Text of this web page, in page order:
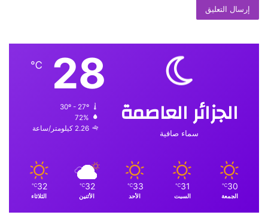
الجزائر العاصمة
سماء صافية
28
℃
30º - 27º
72%
2.26 كيلومتر/ساعة
30
℃
الجمعة
31
℃
السبت
33
℃
الأحد
32
℃
الأثنين
32
℃
الثلاثاء